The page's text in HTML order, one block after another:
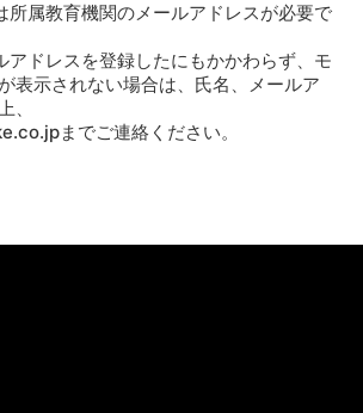
所属教育機関のメールアドレスが必要で
アドレスを登録したにもかかわらず、モ
表示されない場合は、氏名、メールア
、
までご連絡ください。